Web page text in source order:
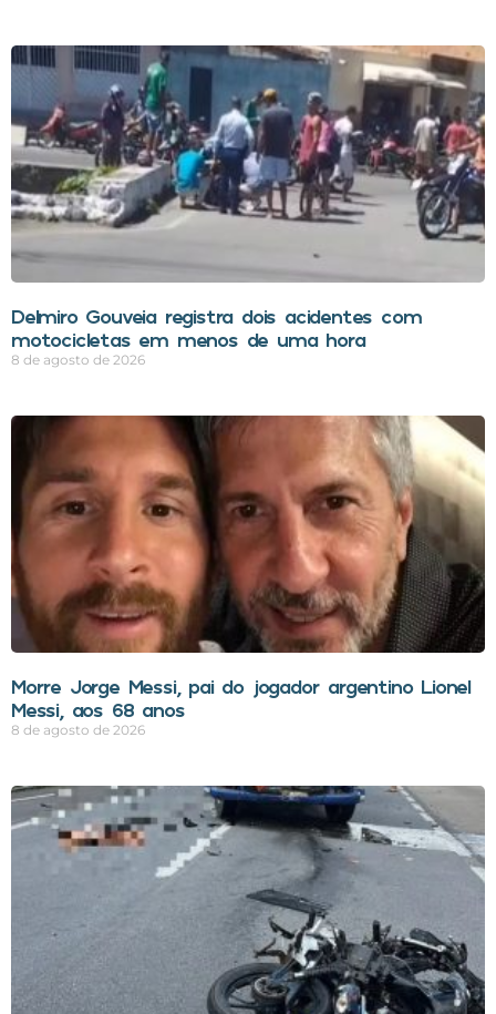
Delmiro Gouveia registra dois acidentes com
motocicletas em menos de uma hora
8 de agosto de 2026
Morre Jorge Messi, pai do jogador argentino Lionel
Messi, aos 68 anos
8 de agosto de 2026